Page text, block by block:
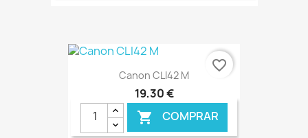
€ ONLINE
Canon CLI42 M
19,30 €
 COMPRAR
favorite_border